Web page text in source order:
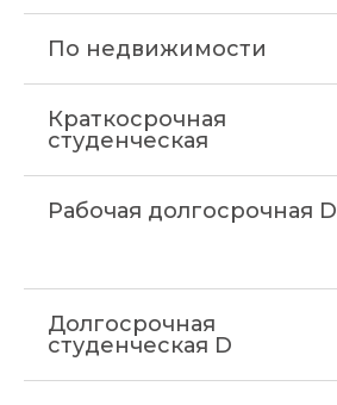
По недвижимости
Краткосрочная
студенческая
Рабочая долгосрочная D
Долгосрочная
студенческая D